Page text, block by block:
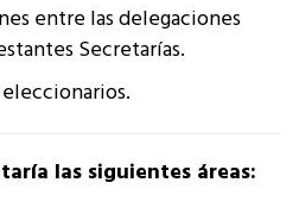
entre las delegaciones
Secretarías.
las siguientes áreas: